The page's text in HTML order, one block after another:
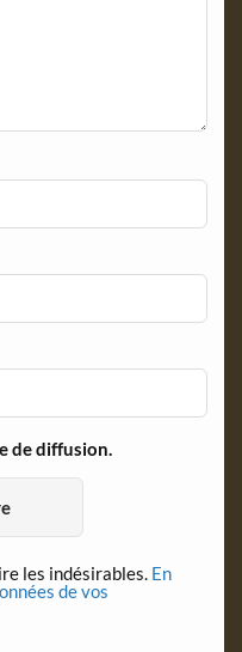
de diffusion.
les indésirables. En
de vos